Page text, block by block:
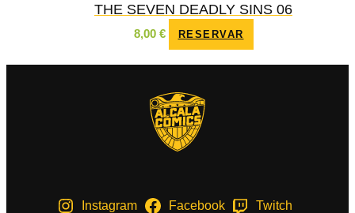
THE SEVEN DEADLY SINS 06
8,00 € RESERVAR
Instagram Facebook Twitch